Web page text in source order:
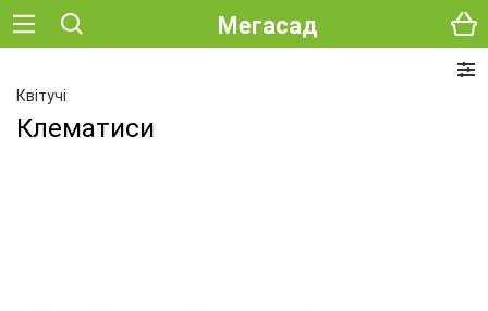
Мегасад
Квітучі
Клематиси